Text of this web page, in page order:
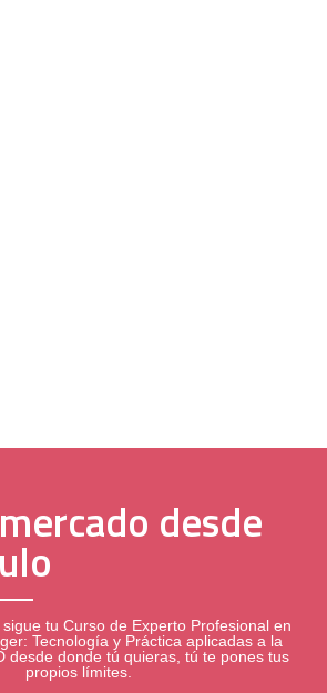
desde
tu Curso de Experto Profesional en
Tecnología y Práctica aplicadas a la
desde donde tú quieras, tú te pones tus
propios límites.